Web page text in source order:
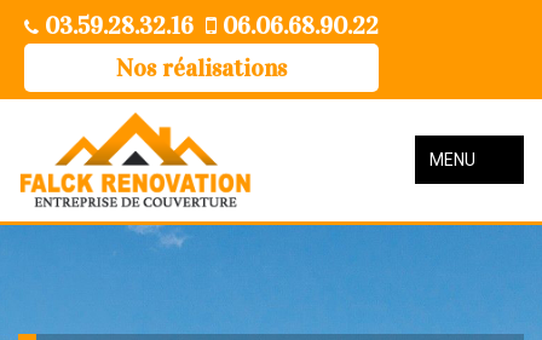
03.59.28.32.16
06.06.68.90.22
Nos réalisations
MENU